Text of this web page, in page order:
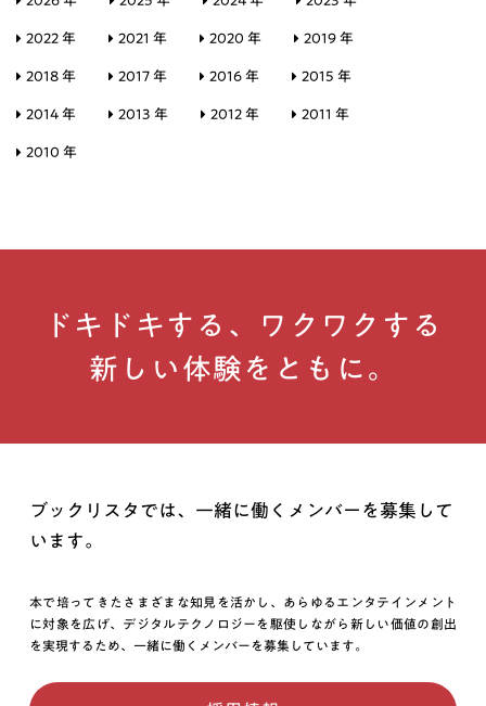
2022 年 2021 年 2020 年 2019 年
2018 年 2017 年 2016 年 2015 年
2014 年 2013 年 2012 年 2011 年
2010 年
ドキドキする、ワクワクする
新しい体験をともに。
ブックリスタでは、一緒に働くメンバーを募集して
います。
本で培ってきたさまざまな知見を活かし、あらゆるエンタテインメント
に対象を広げ、デジタルテクノロジーを駆使しながら新しい価値の創出
を実現するため、一緒に働くメンバーを募集しています。